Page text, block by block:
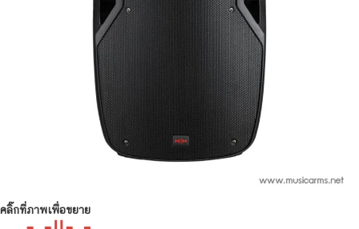
คลิ๊กที่ภาพเพื่อขยาย